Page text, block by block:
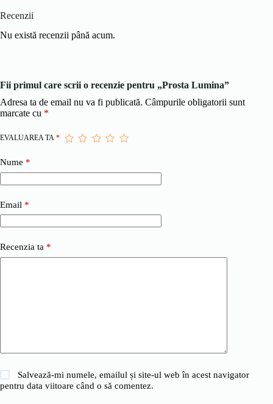
Recenzii
Nu există recenzii până acum.
Fii primul care scrii o recenzie pentru „Prosta Lumina”
Adresa ta de email nu va fi publicată. Câmpurile obligatorii sunt
marcate cu *
EVALUAREA TA *
Nume *
Email *
Recenzia ta *
Salvează-mi numele, emailul și site-ul web în acest navigator
pentru data viitoare când o să comentez.